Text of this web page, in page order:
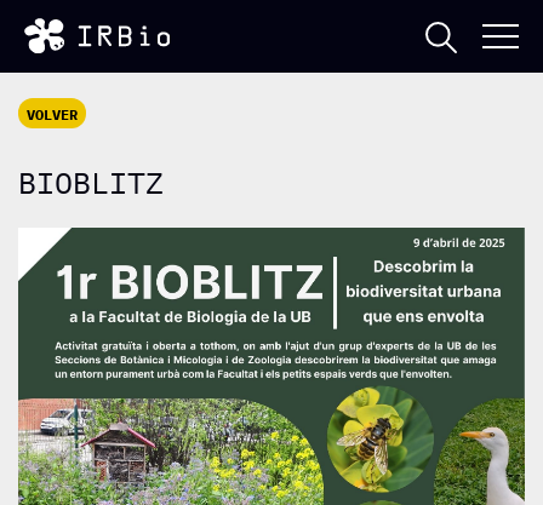
VOLVER
BIOBLITZ